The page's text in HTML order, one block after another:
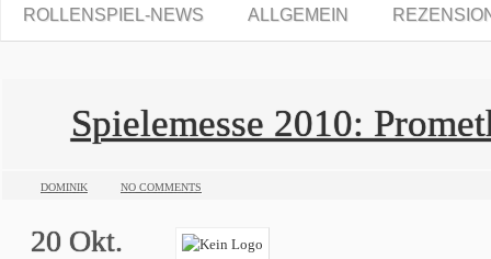
ROLLENSPIEL-NEWS ALLGEMEIN
Spielemesse 2010:
DOMINIK NO COMMENTS
20 Okt.